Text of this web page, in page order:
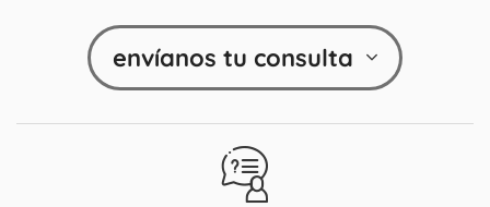
envíanos tu consulta